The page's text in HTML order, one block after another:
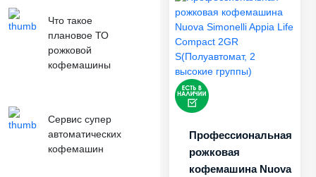
Что такое
плановое ТО
рожковой
кофемашины
Сервис супер
автоматических
кофемашин
Профессиональная
рожковая
кофемашина Nuova